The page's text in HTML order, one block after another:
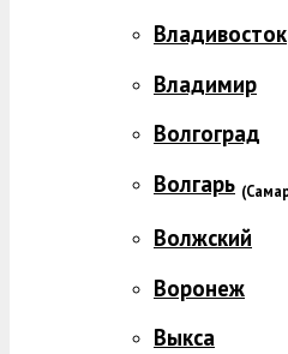
Владивосток
Владимир
Волгоград
Волгарь (
Волжский
Воронеж
Выкса